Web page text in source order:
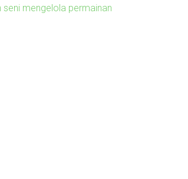
mengelola permainan